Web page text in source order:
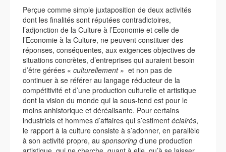
Perçue comme simple juxtaposition de deux activités
dont les finalités sont réputées contradictoires,
l’adjonction de la Culture à l’Economie et celle de
l’Economie à la Culture, ne peuvent constituer des
réponses, conséquentes, aux exigences objectives de
situations concrètes, d’entreprises qui auraient besoin
d’être gérées « culturellement » et non pas de
continuer à se référer au langage réducteur de la
compétitivité et d’une production culturelle et artistique
dont la vision du monde qui la sous-tend est pour le
moins anhistorique et déréalisante. Pour certains
industriels et hommes d’affaires qui s’estiment éclairés,
le rapport à la culture consiste à s’adonner, en parallèle
à son activité propre, au sponsoring d’une production